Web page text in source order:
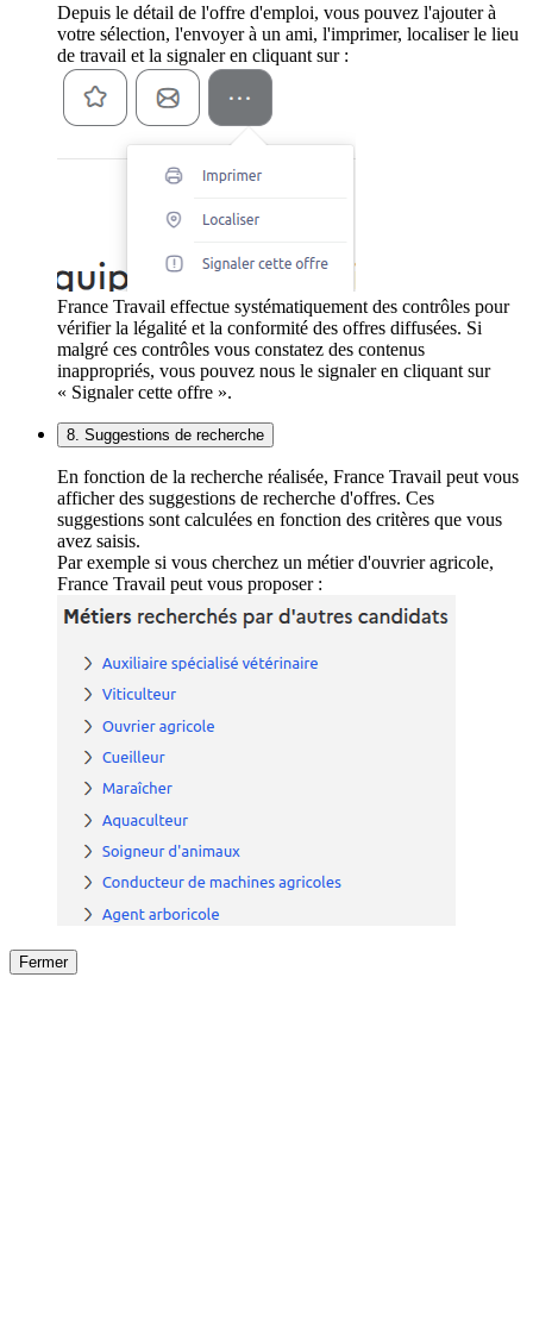
Depuis le détail de l'offre d'emploi, vous pouvez l'ajouter à
votre sélection, l'envoyer à un ami, l'imprimer, localiser le lieu
de travail et la signaler en cliquant sur :
France Travail effectue systématiquement des contrôles pour
vérifier la légalité et la conformité des offres diffusées. Si
malgré ces contrôles vous constatez des contenus
inappropriés, vous pouvez nous le signaler en cliquant sur
« Signaler cette offre ».
8. Suggestions de recherche
En fonction de la recherche réalisée, France Travail peut vous
afficher des suggestions de recherche d'offres. Ces
suggestions sont calculées en fonction des critères que vous
avez saisis.
Par exemple si vous cherchez un métier d'ouvrier agricole,
France Travail peut vous proposer :
Fermer